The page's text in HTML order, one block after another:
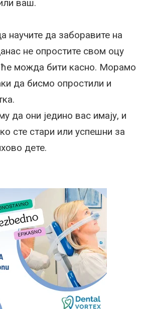
ваш.
научите да заборавите на
не опростите свом оцу
ће можда бити касно. Морамо
да бисмо опростили и
да они једино вас имају, и
сте стари или успешни за
дете.